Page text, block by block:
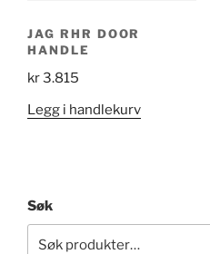
JAG RHR DOOR
HANDLE
kr3.815
Legg i handlekurv
Søk